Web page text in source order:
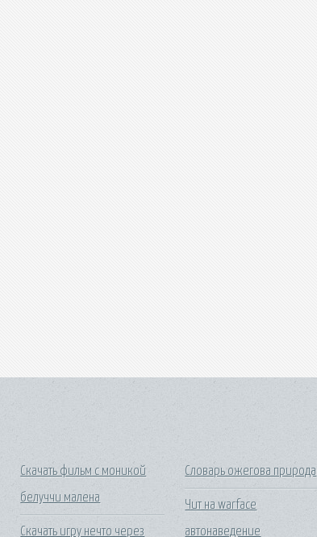
Скачать фильм с моникой
белуччи малена
Скачать игру нечто через
Словарь ожегова природа
Чит на warface
автонаведение